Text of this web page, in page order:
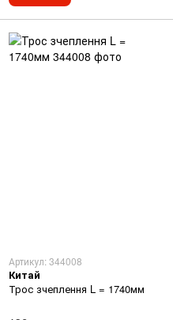
Артикул: 344008
Китай
Трос зчеплення L = 1740мм